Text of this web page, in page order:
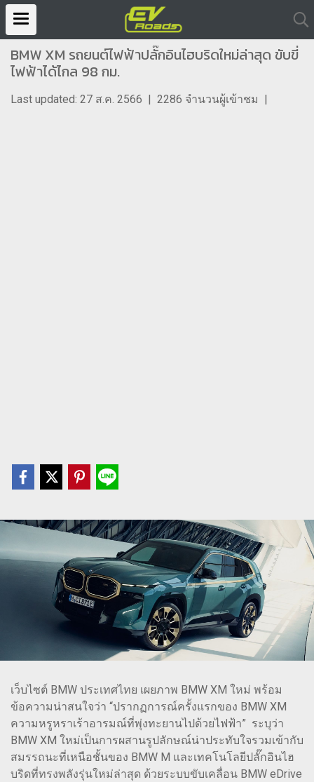
BMW XM รถยนต์ไฟฟ้าปลั๊กอินไฮบริดใหม่ล่าสุด ขับขี่
ไฟฟ้าได้ไกล 98 กม.
Last updated: 27 ส.ค. 2566 | 2286 จำนวนผู้เข้าชม |
เว็บไซต์ BMW ประเทศไทย เผยภาพ BMW XM ใหม่ พร้อม
ข้อความน่าสนใจว่า “ปรากฏการณ์ครั้งแรกของ BMW XM
ความหรูหราเร้าอารมณ์ที่พุ่งทะยานไปด้วยไฟฟ้า” ระบุว่า
BMW XM ใหม่เป็นการผสานรูปลักษณ์น่าประทับใจรวมเข้ากับ
สมรรถนะที่เหนือชั้นของ BMW M และเทคโนโลยีปลั๊กอินไฮ
บริดที่ทรงพลังรุ่นใหม่ล่าสุด ด้วยระบบขับเคลื่อน BMW eDrive